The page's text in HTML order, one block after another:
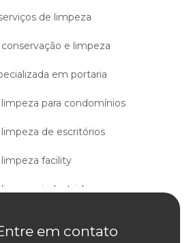
de limpeza
e limpeza
em portaria
para condomínios
de escritórios
facility
industrial
em contato